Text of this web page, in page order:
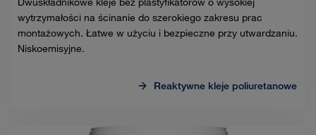
wytrzymałości na ścinanie do szerokiego zakresu prac
montażowych. Łatwe w użyciu i bezpieczne przy utwardzaniu.
Niskoemisyjne.
Reaktywne kleje poliuretanowe